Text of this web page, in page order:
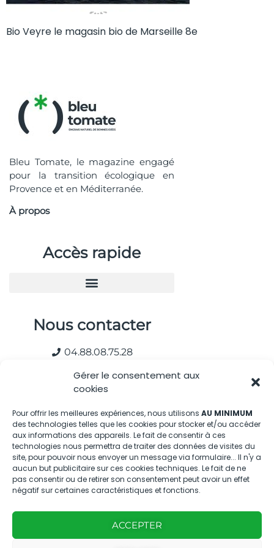
Gérer le consentement aux
cookies
Pour offrir les meilleures expériences, nous utilisons AU MINIMUM
des technologies telles que les cookies pour stocker et/ou accéder
aux informations des appareils. Le fait de consentir à ces
technologies nous permettra de traiter des données de visites du
site, pour pouvoir nous envoyer un message via formulaire... Il n'y a
aucun but publicitaire sur ces cookies techniques. Le fait de ne
pas consentir ou de retirer son consentement peut avoir un effet
négatif sur certaines caractéristiques et fonctions.
ACCEPTER
Bio Veyre le magasin bio de Marseille 8e
Bleu Tomate, le magazine engagé
pour la transition écologique en
Provence et en Méditerranée.
À propos
Accès rapide
Nous contacter
04.88.08.75.28
Kit média Bleu Tomate
Nous suivre